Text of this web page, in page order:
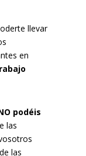
llevar
en
podéis
las
las